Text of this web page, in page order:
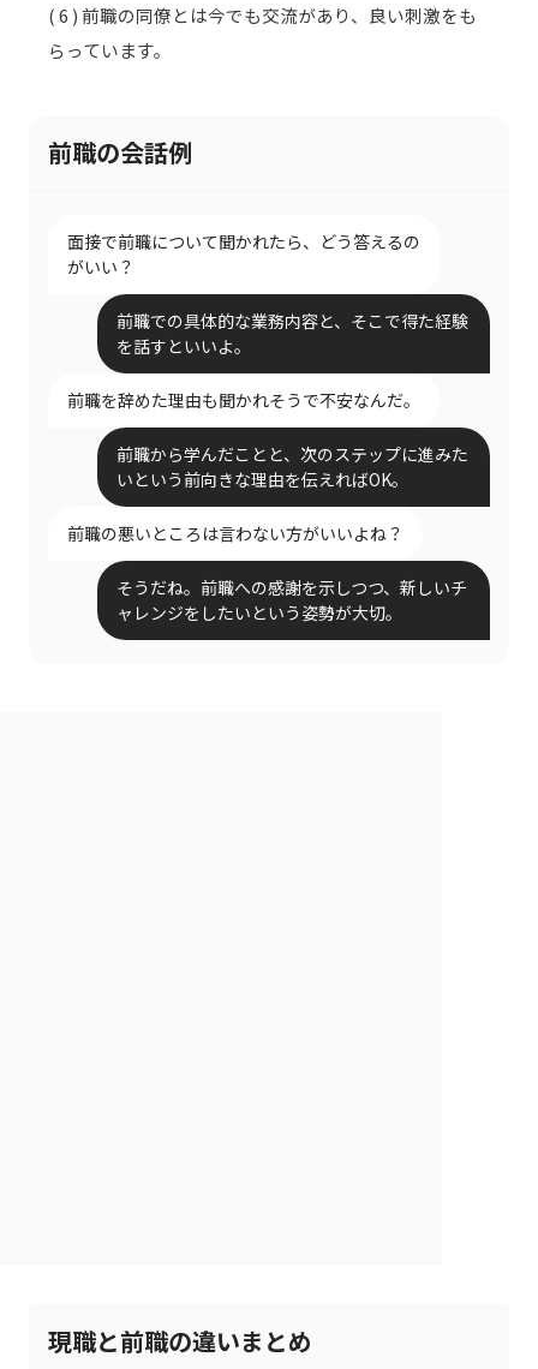
( 6 ) 前職の同僚とは今でも交流があり、良い刺激をも
らっています。
前職の会話例
面接で前職について聞かれたら、どう答えるの
がいい？
前職での具体的な業務内容と、そこで得た経験
を話すといいよ。
前職を辞めた理由も聞かれそうで不安なんだ。
前職から学んだことと、次のステップに進みた
いという前向きな理由を伝えればOK。
前職の悪いところは言わない方がいいよね？
そうだね。前職への感謝を示しつつ、新しいチ
ャレンジをしたいという姿勢が大切。
現職と前職の違いまとめ